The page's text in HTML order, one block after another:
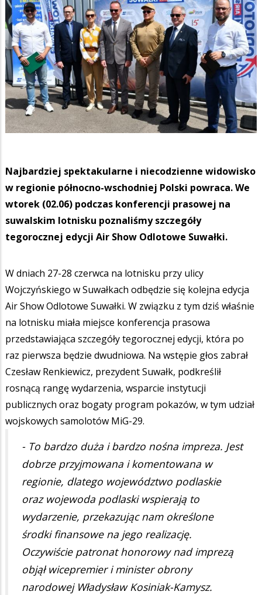
Najbardziej spektakularne i niecodzienne widowisko
w regionie północno-wschodniej Polski powraca. We
wtorek (02.06) podczas konferencji prasowej na
suwalskim lotnisku poznaliśmy szczegóły
tegorocznej edycji Air Show Odlotowe Suwałki.
W dniach 27-28 czerwca na lotnisku przy ulicy
Wojczyńskiego w Suwałkach odbędzie się kolejna edycja
Air Show Odlotowe Suwałki. W związku z tym dziś właśnie
na lotnisku miała miejsce konferencja prasowa
przedstawiająca szczegóły tegorocznej edycji, która po
raz pierwsza będzie dwudniowa. Na wstępie głos zabrał
Czesław Renkiewicz, prezydent Suwałk, podkreślił
rosnącą rangę wydarzenia, wsparcie instytucji
publicznych oraz bogaty program pokazów, w tym udział
wojskowych samolotów MiG-29.
- To bardzo duża i bardzo nośna impreza. Jest
dobrze przyjmowana i komentowana w
regionie, dlatego województwo podlaskie
oraz wojewoda podlaski wspierają to
wydarzenie, przekazując nam określone
środki finansowe na jego realizację.
Oczywiście patronat honorowy nad imprezą
objął wicepremier i minister obrony
narodowej Władysław Kosiniak-Kamysz.